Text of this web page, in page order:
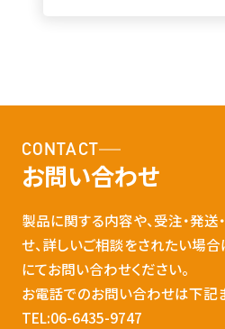
CONTACT
お問い合わせ
製品に関する内容や、受注・発
せ、詳しいご相談をされたい場
にてお問い合わせください。
お電話でのお問い合わせは下記
TEL:06-6435-9747